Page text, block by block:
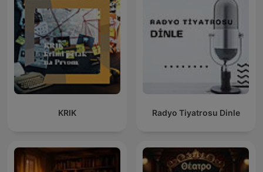
KRIK Radyo Tiyatrosu Dinle